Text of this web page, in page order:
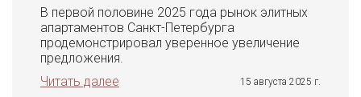
В первой половине 2025 года рынок элитных
апартаментов Санкт-Петербурга
продемонстрировал уверенное увеличение
предложения.
Читать далее
15 августа 2025 г.